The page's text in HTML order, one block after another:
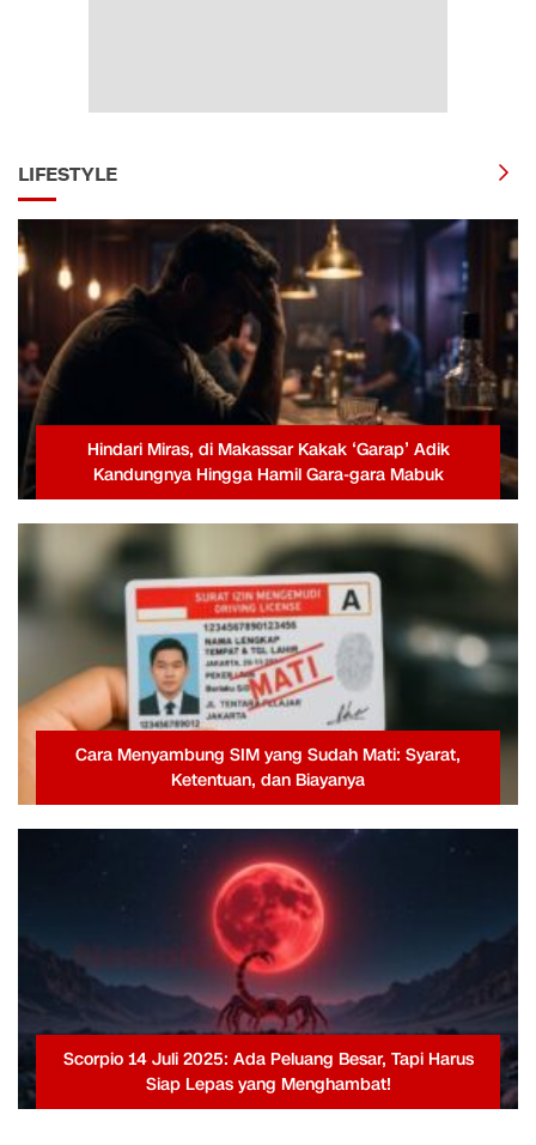
LIFESTYLE
Hindari Miras, di Makassar Kakak ‘Garap’ Adik
Kandungnya Hingga Hamil Gara-gara Mabuk
Cara Menyambung SIM yang Sudah Mati: Syarat,
Ketentuan, dan Biayanya
Scorpio 14 Juli 2025: Ada Peluang Besar, Tapi Harus
Siap Lepas yang Menghambat!